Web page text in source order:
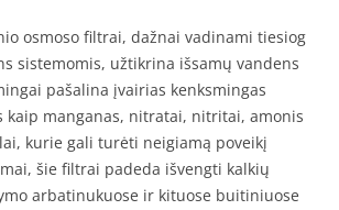
osmoso filtrai, dažnai vadinami tiesiog
sistemomis, užtikrina išsamų vandens
pašalina įvairias kenksmingas
kaip manganas, nitratai, nitritai, amonis
kurie gali turėti neigiamą poveikį
šie filtrai padeda išvengti kalkių
arbatinukuose ir kituose buitiniuose